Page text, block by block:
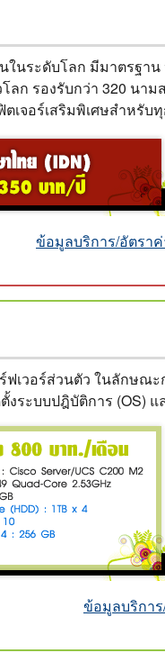
ในระดับโลก มีมาตรฐา
ก รองรับกว่า 320 นาม
ตเจอร์เสริมพิเศษสำหรับ
ข้อมูลบริการ/อัตรา
ฟเวอร์ส่วนตัว ในลักษณ
ระบบปฎิบัติการ (OS) แ
ข้อมูลบริกา